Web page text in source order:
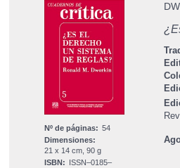
Nº de páginas: 54
Dimensiones:
21 x 14 cm, 90 g
ISBN:
ISSN–0185–